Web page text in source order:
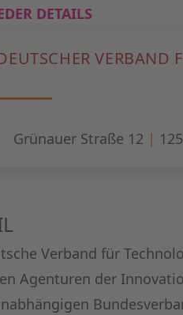
DETAILS
VERBAND
Grünauer Straße 12 |
Verband für
Agenturen der